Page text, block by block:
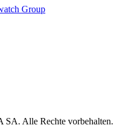
Group
Alle Rechte vorbehalten.